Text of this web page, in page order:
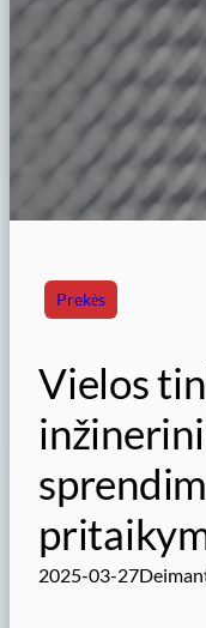
Prekės
Vielos
2025-03-27